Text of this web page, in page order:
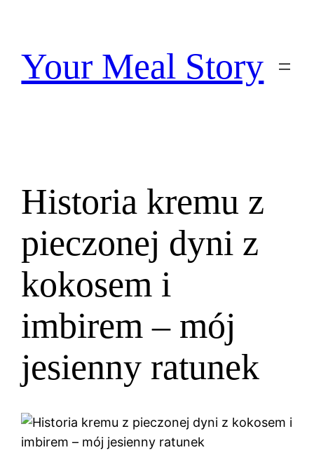
treściYour Meal Story
Historia kremu z
pieczonej dyni z
kokosem i
imbirem – mój
jesienny ratunek